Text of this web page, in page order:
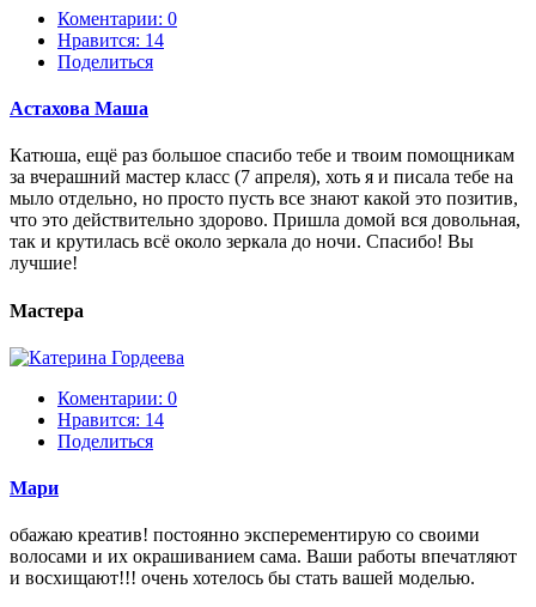
Коментарии: 0
Нравится: 14
Поделиться
Астахова Маша
Катюша, ещё раз большое спасибо тебе и твоим помощникам
за вчерашний мастер класс (7 апреля), хоть я и писала тебе на
мыло отдельно, но просто пусть все знают какой это позитив,
что это действительно здорово. Пришла домой вся довольная,
так и крутилась всё около зеркала до ночи. Спасибо! Вы
лучшие!
Мастера
Коментарии: 0
Нравится: 14
Поделиться
Мари
обажаю креатив! постоянно эксперементирую со своими
волосами и их окрашиванием сама. Ваши работы впечатляют
и восхищают!!! очень хотелось бы стать вашей моделью.